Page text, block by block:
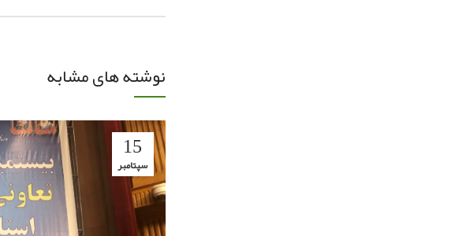
نوشته های مشابه
15
سپتامبر